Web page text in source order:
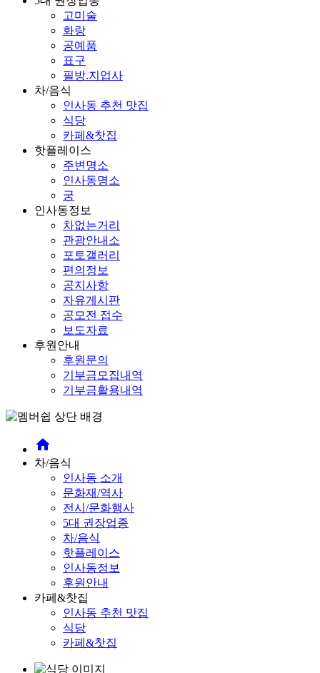
고미술
화랑
공예품
표구
필방.지업사
차/음식
인사동 추천 맛집
식당
카페&찻집
핫플레이스
주변명소
인사동명소
궁
인사동정보
차없는거리
관광안내소
포토갤러리
편의정보
공지사항
자유게시판
공모전 접수
보도자료
후원안내
후원문의
기부금모집내역
기부금활용내역
home
차/음식
인사동 소개
문화재/역사
전시/문화행사
5대 권장업종
차/음식
핫플레이스
인사동정보
후원안내
카페&찻집
인사동 추천 맛집
식당
카페&찻집